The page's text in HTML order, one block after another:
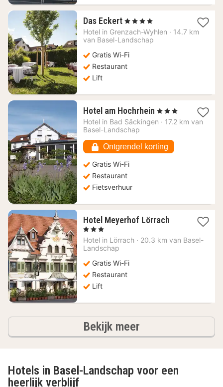
Das Eckert 1
nacht
vanaf
€
, 4 Sterren
Hotel in Grenzach-Wyhlen · 14.7 km
van Basel-Landschap
Gratis Wi-Fi
Restaurant
Lift
Hotel am Hochrhein 1
nacht
€
, 3 Sterren
Hotel in Bad Säckingen · 17.2 km van
Basel-Landschap
Ontgrendel korting
Gratis Wi-Fi
Restaurant
Fietsverhuur
Hotel Meyerhof Lörrach1
vanaf
, 3 Sterren
Hotel in Lörrach · 20.3 km van Basel-
Landschap
Gratis Wi-Fi
Restaurant
Lift
Bekijk meerhotels
Hotels in Basel-Landschap voor een
heerlijk verblijf